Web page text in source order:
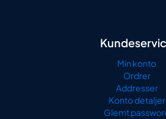
Min konto
Ordrer
Addresser
Konto detaljer
Glemt